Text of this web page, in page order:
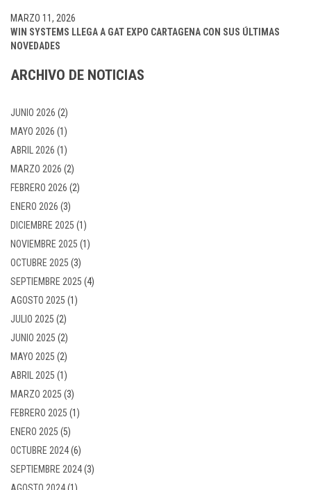
WIN SYSTEMS LLEGA A GAT EXPO CARTAGENA CON SUS ÚLTIMAS
NOVEDADES
MARZO 11, 2026
ARCHIVO DE NOTICIAS
JUNIO 2026 (2)
MAYO 2026 (1)
ABRIL 2026 (1)
MARZO 2026 (2)
FEBRERO 2026 (2)
ENERO 2026 (3)
DICIEMBRE 2025 (1)
NOVIEMBRE 2025 (1)
OCTUBRE 2025 (3)
SEPTIEMBRE 2025 (4)
AGOSTO 2025 (1)
JULIO 2025 (2)
JUNIO 2025 (2)
MAYO 2025 (2)
ABRIL 2025 (1)
MARZO 2025 (3)
FEBRERO 2025 (1)
ENERO 2025 (5)
OCTUBRE 2024(6)
SEPTIEMBRE 2024(3)